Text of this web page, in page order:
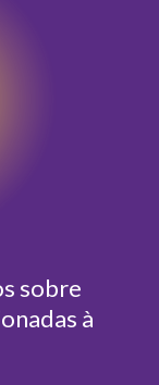
sobre
à